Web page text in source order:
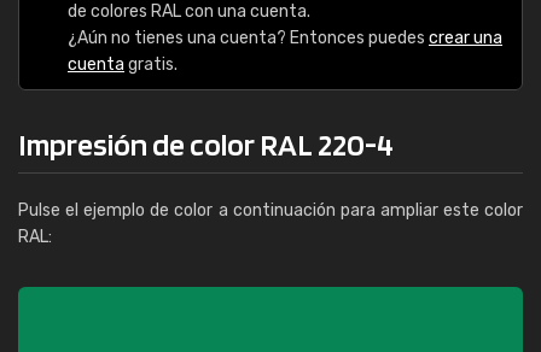
de colores RAL con una cuenta.
¿Aún no tienes una cuenta? Entonces puedes crear una
cuenta gratis.
Impresión de color RAL 220-4
Pulse el ejemplo de color a continuación para ampliar este color
RAL: